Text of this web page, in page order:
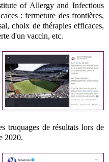
of Allergy and Infectious
: fermeture des frontières,
choix de thérapies efficaces,
d'un vaccin, etc.
truquages de résultats lors de
2020.